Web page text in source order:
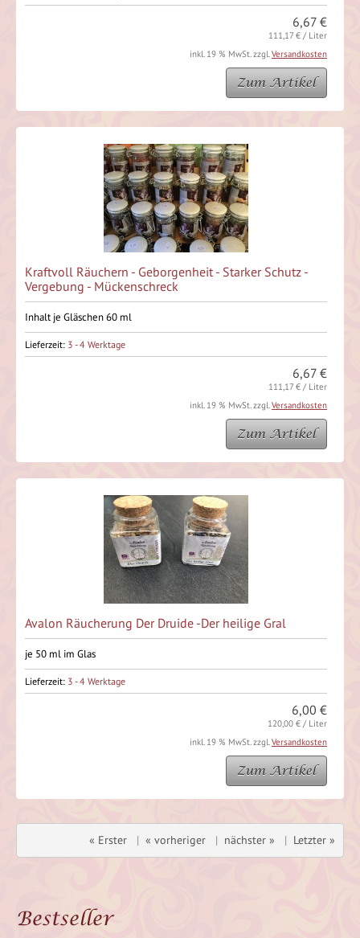
6,67 €
111,17 € / Liter
inkl. 19 % MwSt. zzgl.Versandkosten
Zum Artikel
Kraftvoll Räuchern - Geborgenheit - Starker Schutz -
Vergebung - Mückenschreck
Inhalt je Gläschen 60 ml
Lieferzeit: 3 - 4 Werktage
6,67 €
111,17 € / Liter
inkl. 19 % MwSt. zzgl.Versandkosten
Zum Artikel
Avalon Räucherung Der Druide -Der heilige Gral
je 50 ml im Glas
Lieferzeit: 3 - 4 Werktage
6,00 €
120,00 € / Liter
inkl. 19 % MwSt. zzgl.Versandkosten
Zum Artikel
« Erster | « vorheriger | nächster » | Letzter »
Bestseller